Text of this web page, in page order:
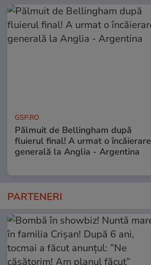
GSP.RO
Pălmuit de Bellingham după
fluierul final! A urmat o încăierare
generală la Anglia - Argentina
PARTENERI